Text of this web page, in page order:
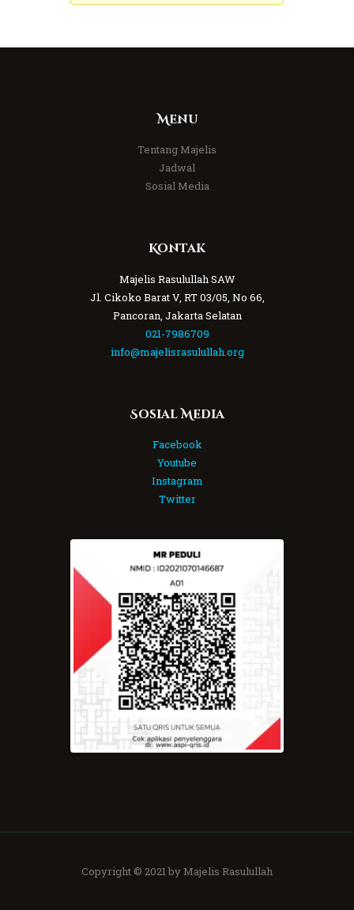
Menu
Tentang Majelis
Jadwal
Sosial Media
Kontak
Majelis Rasulullah SAW
Jl. Cikoko Barat V, RT 03/05, No 66,
Pancoran, Jakarta Selatan
021-7986709
info@majelisrasulullah.org
Sosial Media
Facebook
Youtube
Instagram
Twitter
Copyright © 2021 by Majelis Rasulullah